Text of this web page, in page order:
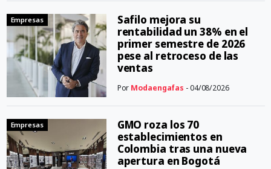
Empresas
Safilo mejora su
rentabilidad un 38% en el
primer semestre de 2026
pese al retroceso de las
ventas
Por Modaengafas - 04/08/2026
Empresas
GMO roza los 70
establecimientos en
Colombia tras una nueva
apertura en Bogotá